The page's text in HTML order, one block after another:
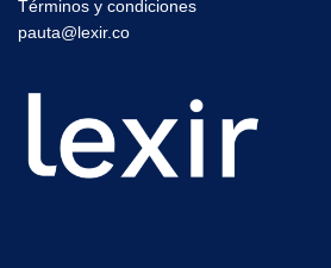
Términos y condiciones
pauta@lexir.co